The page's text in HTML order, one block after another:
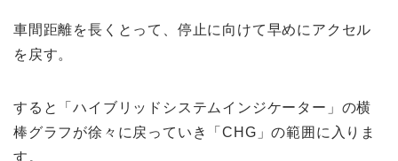
車間距離を長くとって、停止に向けて早めにアクセル
を戻す。
すると「ハイブリッドシステムインジケーター」の横
棒グラフが徐々に戻っていき「CHG」の範囲に入りま
す。